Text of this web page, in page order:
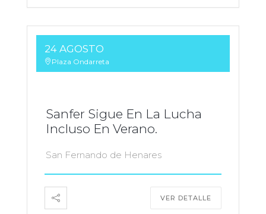
24 AGOSTO
Plaza Ondarreta
Sanfer Sigue En La Lucha
Incluso En Verano.
San Fernando de Henares
VER DETALLE